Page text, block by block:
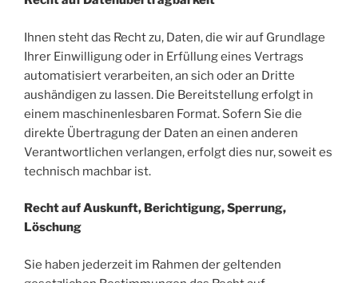
Ihnen steht das Recht zu, Daten, die wir auf Grundlage
Ihrer Einwilligung oder in Erfüllung eines Vertrags
automatisiert verarbeiten, an sich oder an Dritte
aushändigen zu lassen. Die Bereitstellung erfolgt in
einem maschinenlesbaren Format. Sofern Sie die
direkte Übertragung der Daten an einen anderen
Verantwortlichen verlangen, erfolgt dies nur, soweit es
technisch machbar ist.
Recht auf Auskunft, Berichtigung, Sperrung,
Löschung
Sie haben jederzeit im Rahmen der geltenden